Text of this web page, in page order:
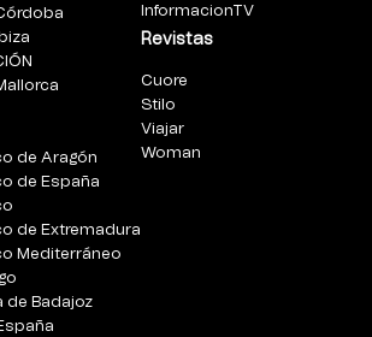
de Aragón
de España
de Extremadura
Mediterráneo
de Badajoz
InformacionTV
Revistas
Cuore
Stilo
Viajar
Woman